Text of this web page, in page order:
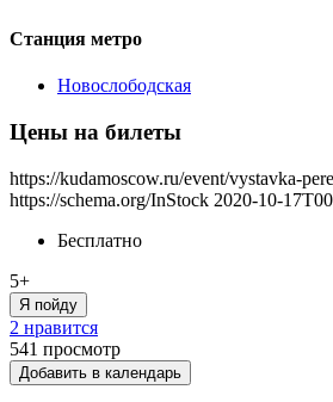
Станция метро
Новослободская
Цены на билеты
https://kudamoscow.ru/event/vystavka-
https://schema.org/InStock 2020-10-
Бесплатно
5+
Я пойду
2 нравится
541 просмотр
Добавить в календарь